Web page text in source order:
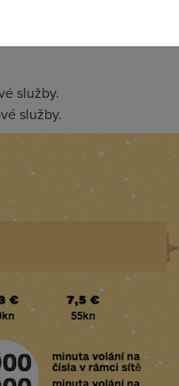
13977 SMS s obsahem
služby.
služby.